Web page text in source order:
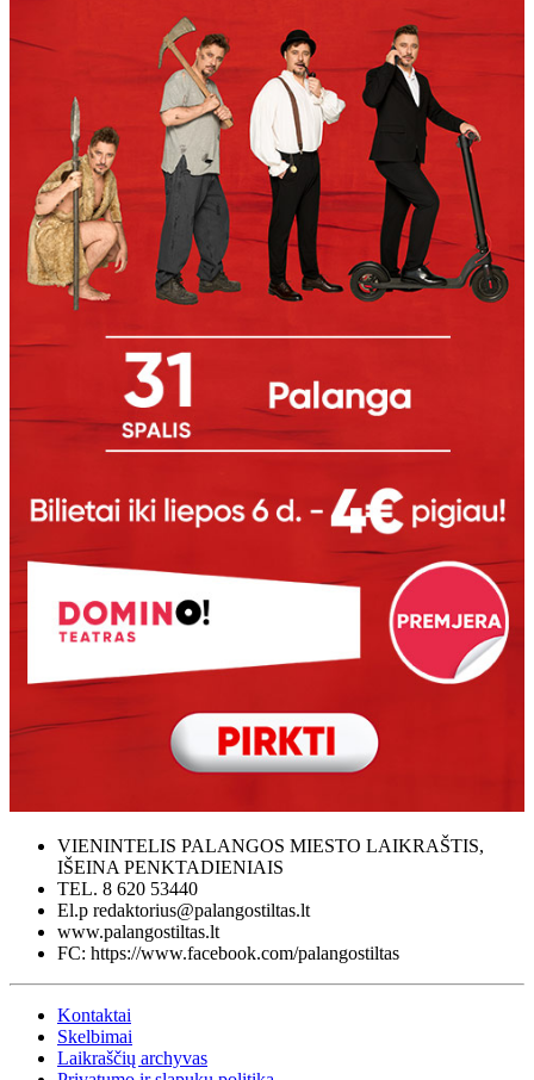
VIENINTELIS PALANGOS MIESTO LAIKRAŠTIS,
IŠEINA PENKTADIENIAIS
TEL. 8 620 53440
El.p redaktorius@palangostiltas.lt
www.palangostiltas.lt
FC: https://www.facebook.com/palangostiltas
Kontaktai
Skelbimai
Laikraščių archyvas